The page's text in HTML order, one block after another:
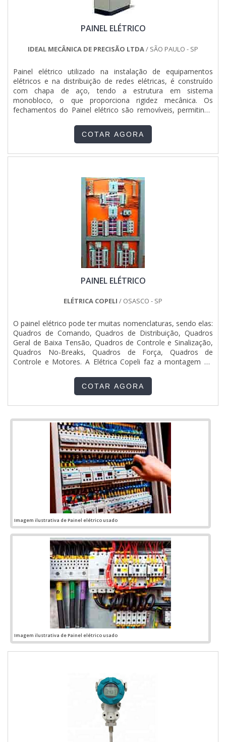
PAINEL ELÉTRICO
IDEAL MECÂNICA DE PRECISÃO LTDA/ SÃO PAULO - SP
Painel elétrico utilizado na instalação de equipamentos
elétricos e na distribuição de redes elétricas, é construído
com chapa de aço, tendo a estrutura em sistema
monobloco, o que proporciona rigidez mecânica. Os
fechamentos do Painel elétrico são removíveis, permitindo
possibilidade de abertura para a direita e para a esquerda,
incluindo fecho tipo cremona. O Painel elétrico recebe
COTAR AGORA
PAINEL ELÉTRICO
ELÉTRICA COPELI / OSASCO - SP
O painel elétrico pode ter muitas nomenclaturas, sendo elas:
Quadros de Comando, Quadros de Distribuição, Quadros
Geral de Baixa Tensão, Quadros de Controle e Sinalização,
Quadros No-Breaks, Quadros de Força, Quadros de
Controle e Motores. A Elétrica Copeli faz a montagem do
atendendo obras industriais, prediais, comerciais e
residenciais e utiliza componentes eletrônicos da Siemens,
COTAR AGORA
Imagem ilustrativa de Painel elétrico usado
Imagem ilustrativa de Painel elétrico usado